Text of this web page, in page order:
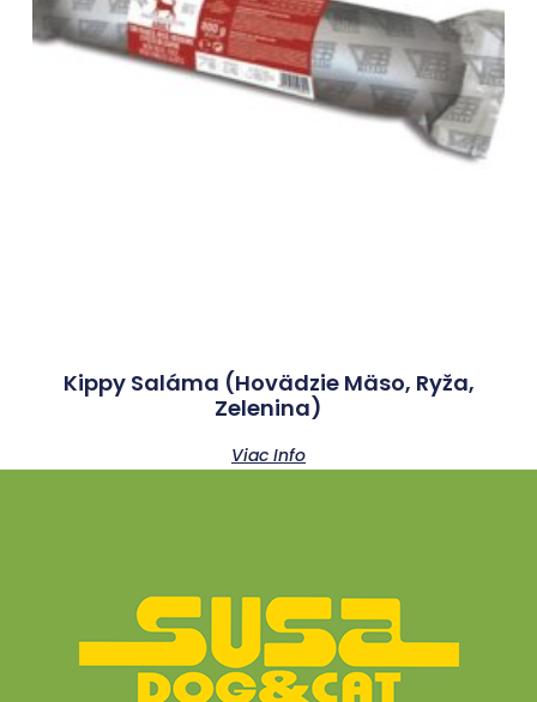
Kippy Saláma (hovädzie Mäso, Ryža,
Zelenina)
Viac Info